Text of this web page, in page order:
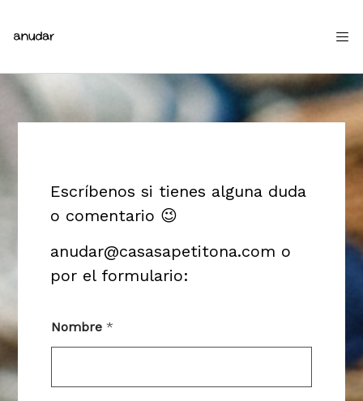
Escríbenos si tienes alguna duda
o comentario 😉
anudar@casasapetitona.com o
por el formulario:
Nombre*